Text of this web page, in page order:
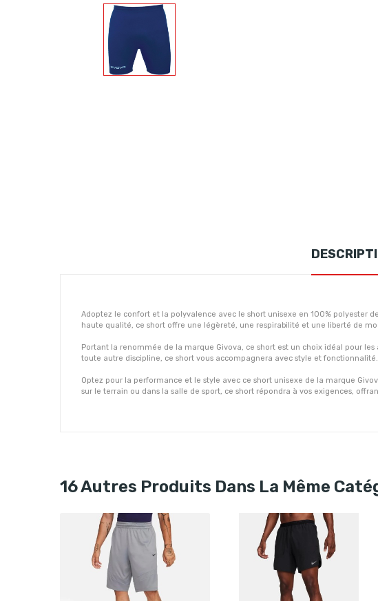
Adoptez le confort et la polyvalence avec le short unisexe en 100% polyester
haute qualité, ce short offre une légèreté, une respirabilité et une liberté de
Portant la renommée de la marque Givova, ce short est un choix idéal pour
toute autre discipline, ce short vous accompagnera avec style et fonctionnalité.
Optez pour la performance et le style avec ce short unisexe de la marque
sur le terrain ou dans la salle de sport, ce short répondra à vos exigences,
16 Autres Produits Dans La Même